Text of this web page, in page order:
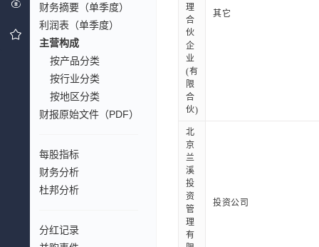
财务摘要（单季度）
利润表（单季度）
主营构成
按产品分类
按行业分类
按地区分类
财报原始文件（PDF）
每股指标
财务分析
杜邦分析
分红记录
理
合
伙
企
业
(有
限
合
伙)
其它
北
京
兰
溪
投
资
管
理
有
投资公司